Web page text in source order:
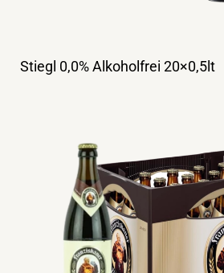
Stiegl 0,0% Alkoholfrei 20×0,5lt